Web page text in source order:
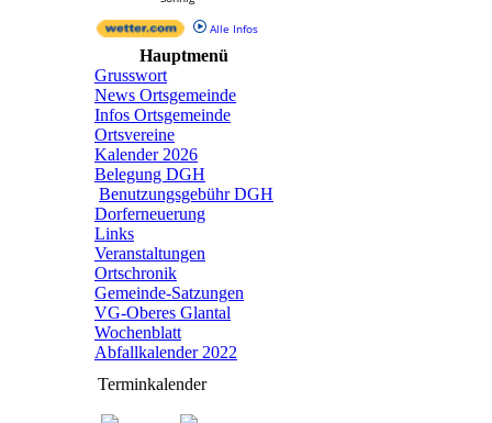
Alle Infos
Hauptmenü
Grusswort
News Ortsgemeinde
Infos Ortsgemeinde
Ortsvereine
Kalender 2026
Belegung DGH
Benutzungsgebühr DGH
Dorferneuerung
Links
Veranstaltungen
Ortschronik
Gemeinde-Satzungen
VG-Oberes Glantal
Wochenblatt
Abfallkalender 2022
Terminkalender